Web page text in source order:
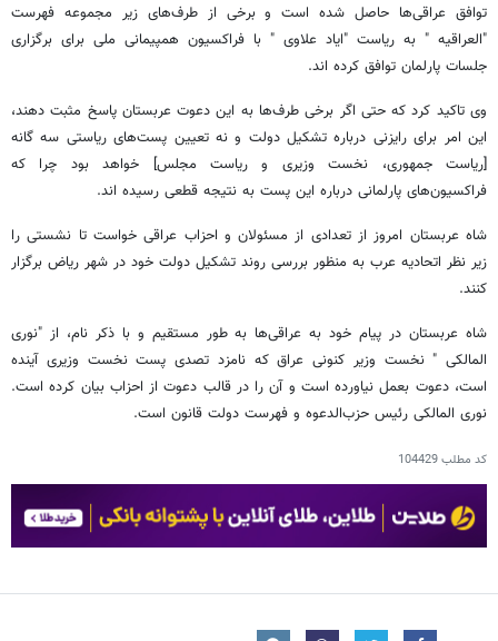
توافق عراقی‌ها حاصل شده است و برخی از طرف‌های زیر مجموعه فهرست
"العراقیه " به ریاست "ایاد علاوی " با فراکسیون همپیمانی ملی برای برگزاری
جلسات پارلمان توافق کرده اند.
وی تاکید کرد که حتی اگر برخی طرف‌ها به این دعوت عربستان پاسخ مثبت دهند،
این امر برای رایزنی درباره تشکیل دولت و نه تعیین پست‌های ریاستی سه گانه
[ریاست جمهوری، نخست وزیری و ریاست مجلس] خواهد بود چرا که
فراکسیون‌های پارلمانی درباره این پست به نتیجه قطعی رسیده اند.
شاه عربستان امروز از تعدادی از مسئولان و احزاب عراقی خواست تا نشستی را
زیر نظر اتحادیه عرب به منظور بررسی روند تشکیل دولت خود در شهر ریاض برگزار
کنند.
شاه عربستان در پیام خود به عراقی‌ها به طور مستقیم و با ذکر نام، از "نوری
المالکی " نخست وزیر کنونی عراق که نامزد تصدی پست نخست وزیری آینده
است، دعوت بعمل نیاورده است و آن را در قالب دعوت از احزاب بیان کرده است.
نوری المالکی رئیس حزب‌الدعوه و فهرست دولت قانون است.
کد مطلب104429